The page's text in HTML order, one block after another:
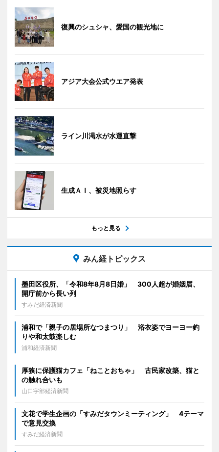
復興のシュシャ、愛国の観光地に
アジア大会公式ウエア発表
ライン川渇水が水運直撃
生成ＡＩ、被災地照らす
もっと見る
みん経トピックス
墨田区役所、「令和8年8月8日婚」 300人超が婚姻届、
開庁前から長い列
すみだ経済新聞
浦和で「親子の居場所なつまつり」 浴衣姿でヨーヨー釣
りや和太鼓楽しむ
浦和経済新聞
厚狭に保護猫カフェ「ねことおちゃ」 古民家改築、猫と
の触れ合いも
山口宇部経済新聞
文花で学生企画の「すみだタウンミーティング」 4テーマ
で意見交換
すみだ経済新聞